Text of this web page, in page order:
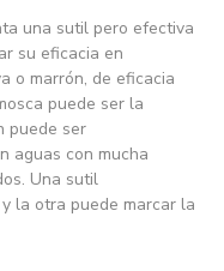
una sutil pero efectiva
su eficacia en
o marrón, de eficacia
puede ser la
puede ser
aguas con mucha
Una sutil
la otra puede marcar la